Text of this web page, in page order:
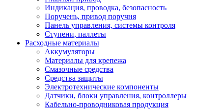
Индикация, проводка, безопасность
Поручень, привод поручня
Панель управления, системы контроля
Ступени, паллеты
Расходные материалы
Аккумуляторы
Материалы для крепежа
Смазочные средства
Средства защиты
Электротехнические компоненты
Датчики, блоки управления, контроллеры
Кабельно-проводниковая продукция